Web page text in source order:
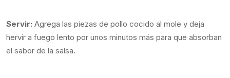
Servir: Agrega las piezas de pollo cocido al mole y deja
hervir a fuego lento por unos minutos más para que absorban
el sabor de la salsa.